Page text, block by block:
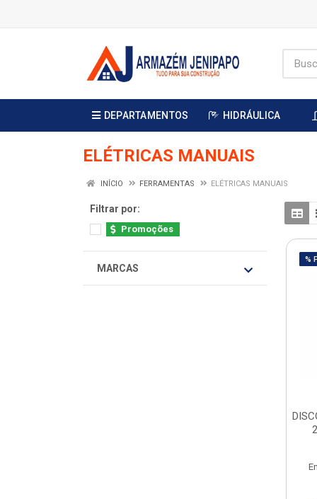
DEPARTAMENTOS HIDRÁULICA
ELÉTRICAS MANUAIS
INÍCIO FERRAMENTAS ELÉTRICAS MANUAIS
Filtrar por:
Promoções
MARCAS
%